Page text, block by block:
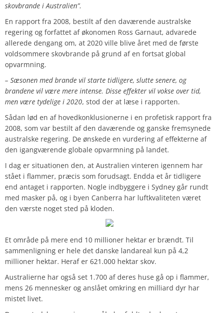
skovbrande i Australien”.
En rapport fra 2008, bestilt af den daværende australske
regering og forfattet af økonomen Ross Garnaut, advarede
allerede dengang om, at 2020 ville blive året med de første
voldsommere skovbrande på grund af en fortsat global
opvarmning.
– Sæsonen med brande vil starte tidligere, slutte senere, og
brandene vil være mere intense. Disse effekter vil vokse over tid,
men være tydelige i 2020, stod der at læse i rapporten.
Sådan lød en af hovedkonklusionerne i en profetisk rapport fra
2008, som var bestilt af den daværende og ganske fremsynede
australske regering. De ønskede en vurdering af effekterne af
den igangværende globale opvarmning på landet.
I dag er situationen den, at Australien vinteren igennem har
stået i flammer, præcis som forudsagt. Endda et år tidligere
end antaget i rapporten. Nogle indbyggere i Sydney går rundt
med masker på, og i byen Canberra har luftkvaliteten været
den værste noget sted på kloden.
Et område på mere end 10 millioner hektar er brændt. Til
sammenligning er hele det danske landareal kun på 4,2
millioner hektar. Heraf er 621.000 hektar skov.
Australierne har også set 1.700 af deres huse gå op i flammer,
mens 26 mennesker og anslået omkring en milliard dyr har
mistet livet.